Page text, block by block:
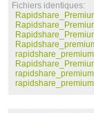
Fichiers identiques: